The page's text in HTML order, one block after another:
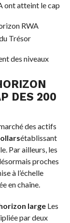
ont atteint le cap
RWA
Trésor
des niveaux
DES 200
des actifs
établissant
Par ailleurs, les
proches
à l’échelle
en chaîne.
largeLes
par deux